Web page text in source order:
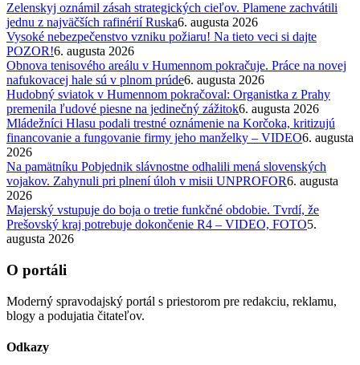
Zelenskyj oznámil zásah strategických cieľov. Plamene zachvátili
jednu z najväčších rafinérií Ruska6. augusta 2026
Vysoké nebezpečenstvo vzniku požiaru! Na tieto veci si dajte
POZOR!6. augusta 2026
Obnova tenisového areálu v Humennom pokračuje. Práce na novej
nafukovacej hale sú v plnom prúde6. augusta 2026
Hudobný sviatok v Humennom pokračoval: Organistka z Prahy
premenila ľudové piesne na jedinečný zážitok6. augusta 2026
Mládežníci Hlasu podali trestné oznámenie na Korčoka, kritizujú
financovanie a fungovanie firmy jeho manželky – VIDEO6. augusta
2026
Na pamätníku Pobjednik slávnostne odhalili mená slovenských
vojakov. Zahynuli pri plnení úloh v misii UNPROFOR6. augusta
2026
Majerský vstupuje do boja o tretie funkčné obdobie. Tvrdí, že
Prešovský kraj potrebuje dokončenie R4 – VIDEO, FOTO5.
augusta 2026
O portáli
Moderný spravodajský portál s priestorom pre redakciu, reklamu,
blogy a podujatia čitateľov.
Odkazy